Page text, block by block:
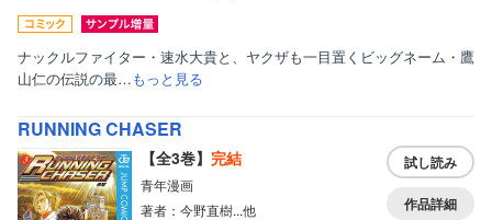
ナックルファイター・速水大貴と、ヤクザも一目置くビッグネーム・鷹
山仁の伝説の最…もっと見る
RUNNING CHASER
【全3巻】 完結
青年漫画
著者：今野直樹...他
試し読み
作品詳細